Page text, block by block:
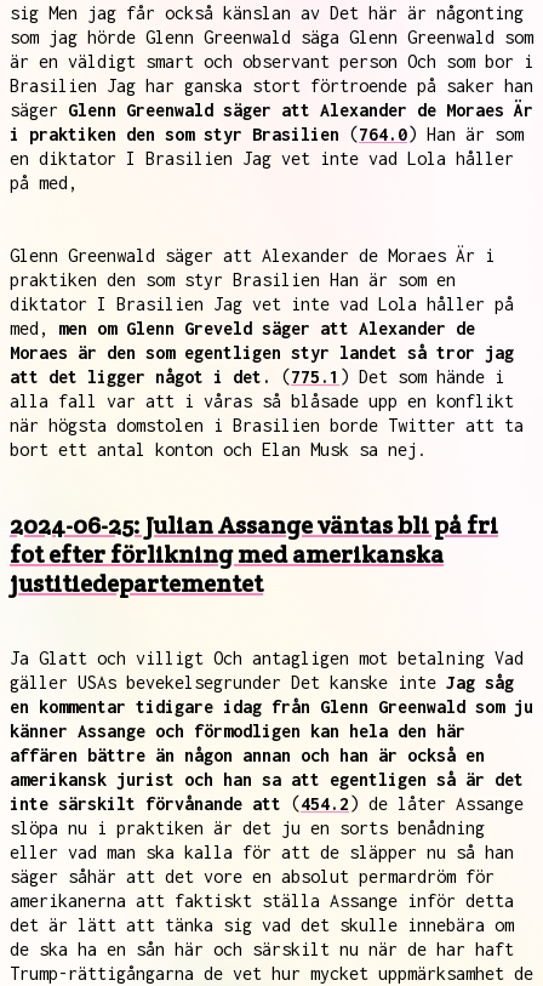
sig Men jag får också känslan av Det här är någonting
som jag hörde Glenn Greenwald säga Glenn Greenwald som
är en väldigt smart och observant person Och som bor i
Brasilien Jag har ganska stort förtroende på saker han
säger Glenn Greenwald säger att Alexander de Moraes Är
i praktiken den som styr Brasilien (764.0) Han är som
en diktator I Brasilien Jag vet inte vad Lola håller
på med,
Glenn Greenwald säger att Alexander de Moraes Är i
praktiken den som styr Brasilien Han är som en
diktator I Brasilien Jag vet inte vad Lola håller på
med, men om Glenn Greveld säger att Alexander de
Moraes är den som egentligen styr landet så tror jag
att det ligger något i det.
(775.1 ) Det som hände i
alla fall var att i våras så blåsade upp en konflikt
när högsta domstolen i Brasilien borde Twitter att ta
bort ett antal konton och Elan Musk sa nej.
2024-06-25: Julian Assange väntas bli på fri
fot efter förlikning med amerikanska
justitiedepartementet
Ja Glatt och villigt Och antagligen mot betalning Vad
gäller USAs bevekelsegrunder Det kanske inte Jag såg
en kommentar tidigare idag från Glenn Greenwald som ju
känner Assange och förmodligen kan hela den här
affären bättre än någon annan och han är också en
amerikansk jurist och han sa att egentligen så är det
inte särskilt förvånande att (454.2) de låter Assange
slöpa nu i praktiken är det ju en sorts benådning
eller vad man ska kalla för att de släpper nu så han
säger såhär att det vore en absolut permardröm för
amerikanerna att faktiskt ställa Assange inför detta
det är lätt att tänka sig vad det skulle innebära om
de ska ha en sån här och särskilt nu när de har haft
Trump-rättigångarna de vet hur mycket uppmärksamhet de